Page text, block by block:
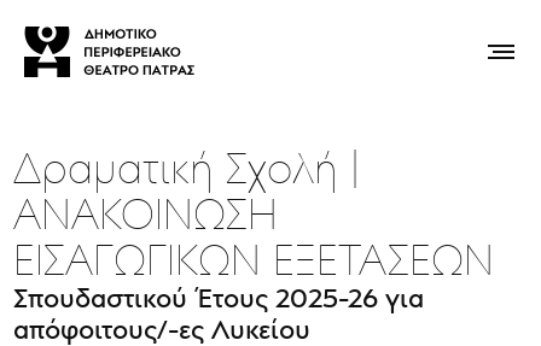
Δραματική Σχολή |
ΑΝΑΚΟΙΝΩΣΗ
ΕΙΣΑΓΩΓΙΚΩΝ ΕΞΕΤΑΣΕΩΝ
Σπουδαστικού Έτους 2025-26 για
απόφοιτους/-ες Λυκείου